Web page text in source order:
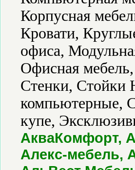
Корпусная
Кровати,
офиса,
Офисная
Стенки, Стойки
купе,
АкваКомфорт,
Алекс-мебель,